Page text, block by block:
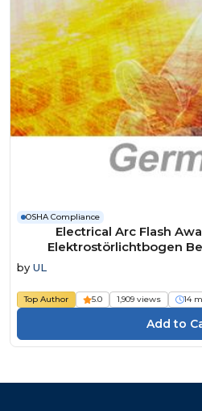
OSHA Compliance
Electrical Arc Flash
Elektrostörlichtbogen
by UL
Top Author 5.0 1,909 views 14